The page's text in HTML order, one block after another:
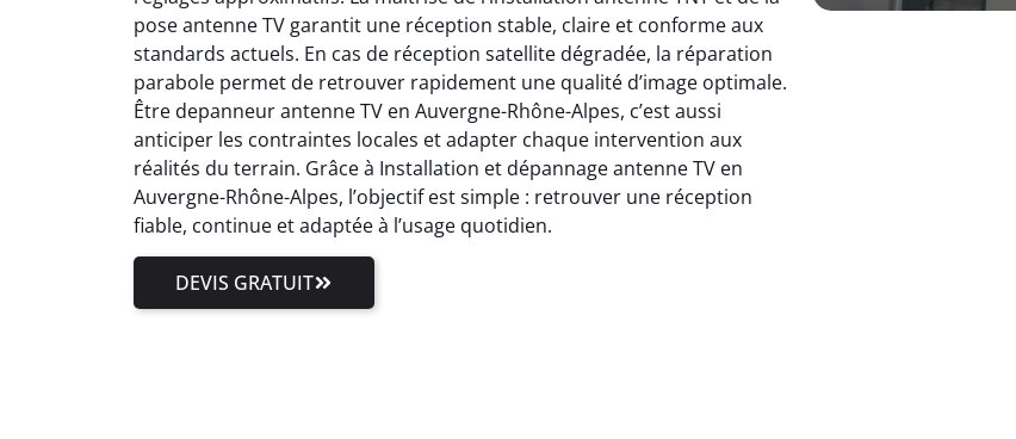
pose antenne TV garantit une réception stable, claire et conforme aux
standards actuels. En cas de réception satellite dégradée, la réparation
parabole permet de retrouver rapidement une qualité d’image optimale.
Être depanneur antenne TV en Auvergne-Rhône-Alpes, c’est aussi
anticiper les contraintes locales et adapter chaque intervention aux
réalités du terrain. Grâce à Installation et dépannage antenne TV en
Auvergne-Rhône-Alpes, l’objectif est simple : retrouver une réception
fiable, continue et adaptée à l’usage quotidien.
DEVIS GRATUIT